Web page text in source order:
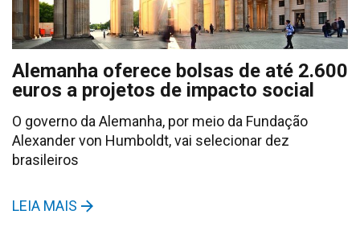
Alemanha oferece bolsas de até 2.600
euros a projetos de impacto social
O governo da Alemanha, por meio da Fundação
Alexander von Humboldt, vai selecionar dez
brasileiros
LEIA MAIS